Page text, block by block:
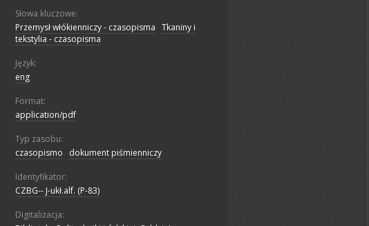
Słowa kluczowe:
Przemysł włókienniczy - czasopisma Tkaniny i
tekstylia - czasopisma
Język:
eng
Format:
application/pdf
Typ zasobu:
czasopismo
dokument piśmienniczy
Identyfikator:
CZBG-- J-ukł.alf. (P-83)
Digitalizacja: